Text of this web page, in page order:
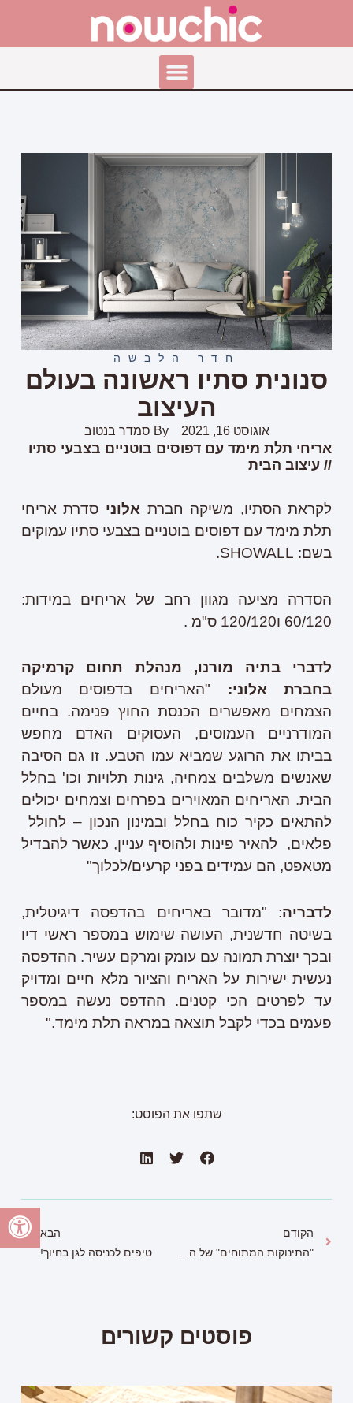
חדר הלבשה
סנונית סתיו ראשונה בעולם
העיצוב
אוגוסט 16, 2021 By סמדר בנטוב
אריחי תלת מימד עם דפוסים בוטניים בצבעי סתיו
// עיצוב הבית
לקראת הסתיו, משיקה חברתאלוני סדרת אריחי
תלת מימד עם דפוסים בוטניים בצבעי סתיו עמוקים
בשם: SHOWALL.
הסדרה מציעה מגוון רחב של אריחים במידות:
60/120 ו120/120 ס"מ .
לדברי בתיה מורנו, מנהלת תחום קרמיקה
בחברת אלוני: "האריחים בדפוסים מעולם
הצמחים מאפשרים הכנסת החוץ פנימה. בחיים
המודרניים העמוסים, העסוקים האדם מחפש
בביתו את הרוגע שמביא עמו הטבע. זו גם הסיבה
שאנשים משלבים צמחיה, גינות תלויות וכו' בחלל
הבית. האריחים המאוירים בפרחים וצמחים יכולים
להתאים כקיר כוח בחלל ובמינון הנכון – לחולל
פלאים, להאיר פינות ולהוסיף עניין, כאשר להבדיל
מטאפט, הם עמידים בפני קרעים/לכלוך"
לדבריה: "מדובר באריחים בהדפסה דיגיטלית,
בשיטה חדשנית, העושה שימוש במספר ראשי דיו
ובכך יוצרת תמונה עם עומק ומרקם עשיר. ההדפסה
נעשית ישירות על האריח והציור מלא חיים ומדויק
עד לפרטים הכי קטנים. ההדפס נעשה במספר
פעמים בכדי לקבל תוצאה במראה תלת מימד."
שתפו את הפוסט:
הקודם הבא
טיפים לכניסה לגן בחיוך!
פוסטים קשורים